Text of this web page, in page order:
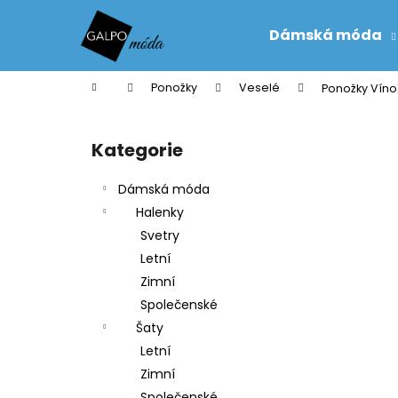
Dámská móda
Domů Ponožky Veselé Ponožky
Přeskočit
kategorie
Kategorie
Dámská móda
Halenky
Svetry
Letní
Zimní
Společenské
Šaty
Letní
Zimní
í
Zpět
do
Zpět
do